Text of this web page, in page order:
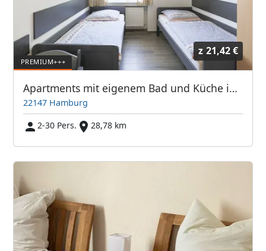
z 21,42 €
Apartments mit eigenem Bad und Küche in Farmsen-Berne - ABA Spielbrink Unterkunft GmbH
22147 Hamburg
2-30 Pers.
28,78 km